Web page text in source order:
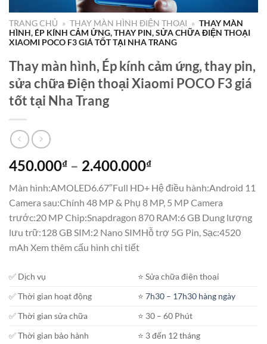
TRANG CHỦ » THAY MÀN HÌNH ĐIỆN THOẠI » THAY MÀN
HÌNH, ÉP KÍNH CẢM ỨNG, THAY PIN, SỬA CHỮA ĐIỆN THOẠI
XIAOMI POCO F3 GIÁ TỐT TẠI NHA TRANG
Thay màn hình, Ép kính cảm ứng, thay pin,
sửa chữa Điện thoại Xiaomi POCO F3 giá
tốt tại Nha Trang
450.000₫ – 2.400.000₫Khoảng
giá:
từ
450.000₫
đến
2.400.000₫
Màn hình:AMOLED6.67″Full HD+ Hệ điều hành:Android 11
Camera sau:Chính 48 MP & Phụ 8 MP, 5 MP Camera
trước:20 MP Chip:Snapdragon 870 RAM:6 GB Dung lượng
lưu trữ:128 GB SIM:2 Nano SIMHỗ trợ 5G Pin, Sạc:4520
mAh Xem thêm cấu hình chi tiết
✅ Dịch vụ
⭐️ Sửa chữa điện thoại
✅ Thời gian hoạt động
⭐️7h30 – 17h30 hàng ngày
✅ Thời gian sửa chữa
⭐️ 30 – 60 Phút
✅ Thời gian bảo hành
⭐️ 3 đến 12 tháng